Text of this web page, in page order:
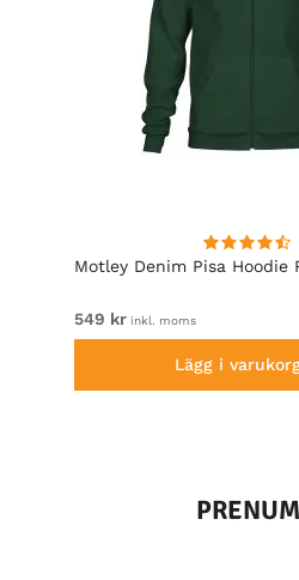
Motley Denim Pisa Hoodie
549 kr inkl. moms
Lägg i